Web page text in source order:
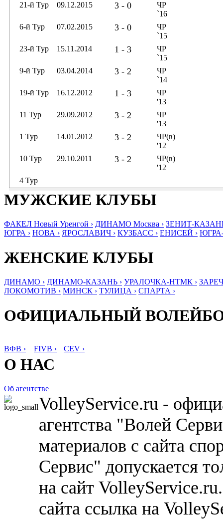
21-й Тур
09.12.2015 3 - 0
ЧР
`16
6-й Тур
07.02.2015 3 - 0
ЧР
`15
23-й Тур
15.11.2014 1 - 3
ЧР
`15
9-й Тур
03.04.2014 3 - 2
ЧР
`14
19-й Тур
16.12.2012 1 - 3
ЧР
'13
11 Тур
29.09.2012 3 - 2
ЧР
'13
1 Тур
14.01.2012 3 - 2
ЧР(в)
'12
10 Тур
29.10.2011 3 - 2
ЧР(в)
'12
4 Тур
МУЖСКИЕ КЛУБЫ
ФАКЕЛ Новый Уренгой › ДИНАМО Москва › ЗЕНИТ-
ЮГРА › НОВА › ЯРОСЛАВИЧ › КУЗБАСС › ЕНИСЕЙ ›
ЖЕНСКИЕ КЛУБЫ
ДИНАМО › ДИНАМО-КАЗАНЬ › УРАЛОЧКА-НТМК ›
ЛОКОМОТИВ › МИНСК › ТУЛИЦА › СПАРТА ›
ОФИЦИАЛЬНЫЙ
ВФВ › FIVB › CEV ›
О НАС
Об агентстве
VolleyService.ru -
агентства "Волей
материалов с сайта
Сервис" допускается
на сайт
сайта ссылка на